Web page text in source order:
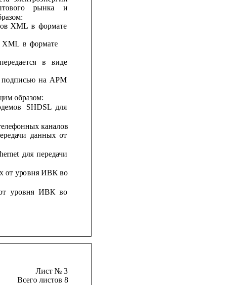
рынка
и
XML в формате
XML в формате
передается в
виде
подписью на АРМ
образом:
SHDSL для
каналов
данных от
для передачи
от уровня ИВК во
уровня ИВК во
Лист № 3
Всего листов 8